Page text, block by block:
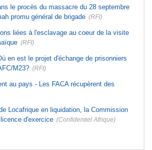
le procès du massacre du 28 septembre
promu général de brigade (RFI)
liées à l'esclavage au coeur de la visite
(RFI)
en est le projet d'échange de prisonniers
M23? (RFI)
au pays - Les FACA récupèrent des
Locafrique en liquidation, la Commission
d'exercice (Confidentiel Afrique)